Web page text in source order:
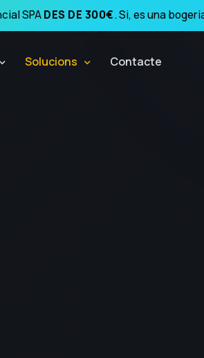
SPADES DE 300€. Si, es una
Solucions Contacte